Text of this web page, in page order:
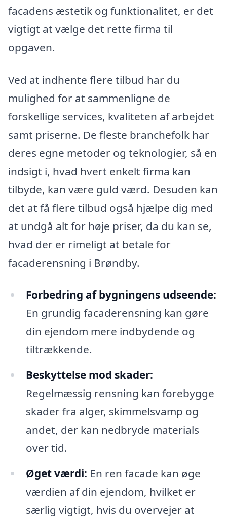
facadens æstetik og funktionalitet, er det
vigtigt at vælge det rette firma til
opgaven.
Ved at indhente flere tilbud har du
mulighed for at sammenligne de
forskellige services, kvaliteten af arbejdet
samt priserne. De fleste branchefolk har
deres egne metoder og teknologier, så en
indsigt i, hvad hvert enkelt firma kan
tilbyde, kan være guld værd. Desuden kan
det at få flere tilbud også hjælpe dig med
at undgå alt for høje priser, da du kan se,
hvad der er rimeligt at betale for
facaderensning i Brøndby.
Forbedring af bygningens udseende:
En grundig facaderensning kan gøre
din ejendom mere indbydende og
tiltrækkende.
Beskyttelse mod skader:
Regelmæssig rensning kan forebygge
skader fra alger, skimmelsvamp og
andet, der kan nedbryde materials
over tid.
Øget værdi: En ren facade kan øge
værdien af din ejendom, hvilket er
særlig vigtigt, hvis du overvejer at